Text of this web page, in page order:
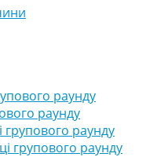
раунду
раунду
групового раунду
групового раунду